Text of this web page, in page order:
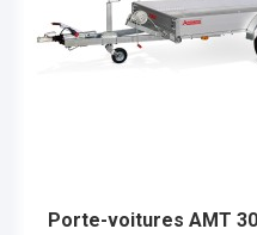
Porte-voitures AMT